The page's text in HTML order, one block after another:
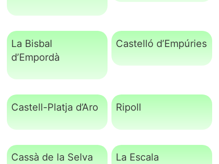
La Bisbal
d’Empordà
Castelló d’Empúries
Castell-Platja d’Aro Ripoll
Cassà de la Selva La Escala